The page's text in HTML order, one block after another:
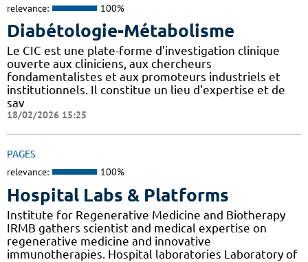
relevance: 100%
Diabétologie-Métabolisme
Le CIC est une plate-forme d'investigation clinique
ouverte aux cliniciens, aux chercheurs
fondamentalistes et aux promoteurs industriels et
institutionnels. Il constitue un lieu d'expertise et de
sav
18/02/2026 15:25
PAGES
relevance: 100%
Hospital Labs & Platforms
Institute for Regenerative Medicine and Biotherapy
IRMB gathers scientist and medical expertise on
regenerative medicine and innovative
immunotherapies. Hospital laboratories Laboratory of